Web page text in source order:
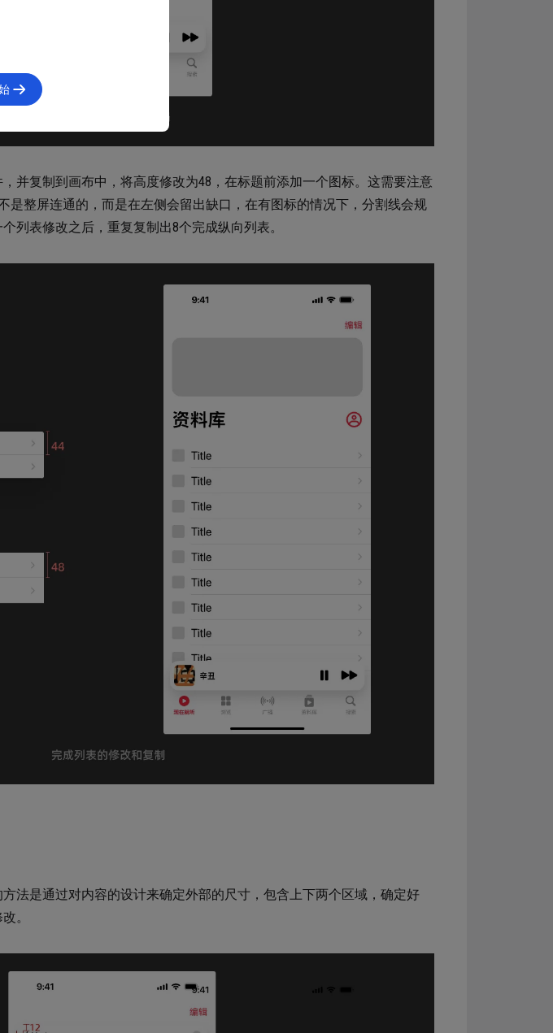
并复制到画布中，将高度修改为48，在标题前添加一个图标。这需要注意
是整屏连通的，而是在左侧会留出缺口，在有图标的情况下，分割线会规
列表修改之后，重复复制出8个完成纵向列表。
法是通过对内容的设计来确定外部的尺寸，包含上下两个区域，确定好
。